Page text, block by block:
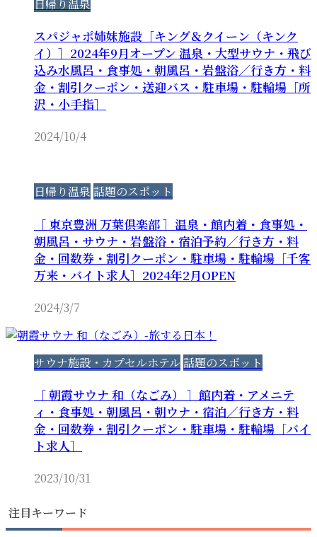
日帰り温泉
スパジャポ姉妹施設［キング＆クイーン（キンク
イ）］2024年9月オープン 温泉・大型サウナ・飛び
込み水風呂・食事処・朝風呂・岩盤浴／行き方・料
金・割引クーポン・送迎バス・駐車場・駐輪場［所
沢・小手指］
2024/10/4
日帰り温泉 話題のスポット
［ 東京豊洲 万葉倶楽部 ］温泉・館内着・食事処・
朝風呂・サウナ・岩盤浴・宿泊予約／行き方・料
金・回数券・割引クーポン・駐車場・駐輪場［千客
万来・バイト求人］2024年2月OPEN
2024/3/7
サウナ施設・カプセルホテル 話題のスポット
［ 朝霞サウナ 和（なごみ） ］館内着・アメニテ
ィ・食事処・朝風呂・朝ウナ・宿泊／行き方・料
金・回数券・割引クーポン・駐車場・駐輪場［バイ
ト求人］
2023/10/31
注目キーワード